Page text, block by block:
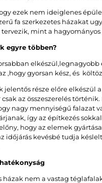
ezek nem ideiglenes
fa szerkezetes házakat
mint a hagyományos
egyre többen?
elkészül,legnagyobb
,hogy gyorsan kész, és
jelentős része előre elkészül
az összeszerelés
nagy mennyiségű falazat
így az építkezés
hogy az elemek
időjárás kevésbé tudja
házak nem a vastag